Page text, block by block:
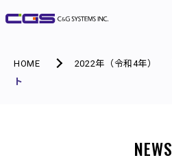
HOME 2022年（令和4年）
ト
NEWS